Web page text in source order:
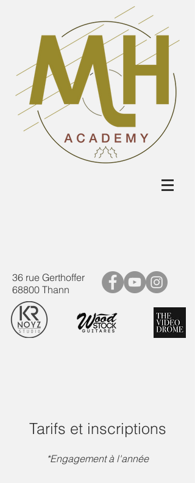
36 rue Gerthoffer
68800 Thann
Tarifs et inscriptions
*Engagement à l'année